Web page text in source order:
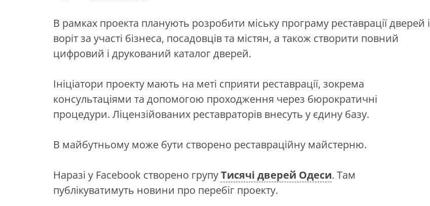
В рамках проекта планують розробити міську програму реставрації дверей і
воріт за участі бізнеса, посадовців та містян, а також створити повний
цифровий і друкований каталог дверей.
Ініціатори проекту мають на меті сприяти реставрації, зокрема
консультаціями та допомогою проходження через бюрократичні
процедури. Ліцензійованих реставраторів внесуть у єдину базу.
В майбутньому може бути створено реставраційну майстерню.
Наразі у Facebook створено групуТисячі дверей Одеси. Там
публікуватимуть новини про перебіг проекту.